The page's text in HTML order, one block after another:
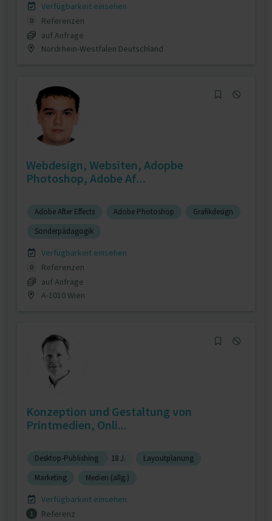
Verfügbarkeit einsehen
0
Referenzen
auf Anfrage
Nordrhein-Westfalen Deutschland
Webdesign, Websiten, Adopbe
Photoshop, Adobe Af...
Adobe After Effects Adobe Photoshop
Grafikdesign
Sonderpädagogik
Verfügbarkeit einsehen
0
Referenzen
auf Anfrage
A-1010 Wien
Konzeption und Gestaltung von
Printmedien, Onli...
Desktop-Publishing 18 J.
Layoutplanung
Marketing
Medien (allg.)
Verfügbarkeit einsehen
1
Referenz